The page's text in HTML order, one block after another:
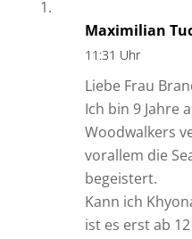
Maximilian
11:31 Uhr
Liebe Frau
Ich bin 9 Jahre
Woodwalkers
vorallem die
begeistert.
Kann ich
ist es erst ab